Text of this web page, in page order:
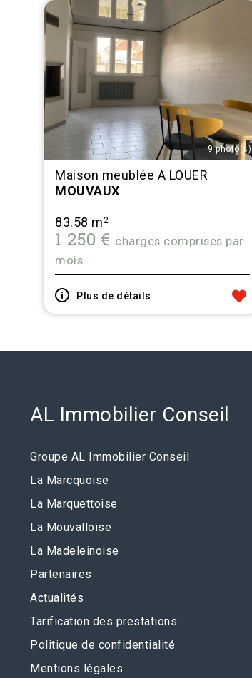
9 photo(s)
Maison meublée A LOUER
MOUVAUX
83.58 m2
1 250 € charges comprises par
mois
Plus de détails
AL Immobilier Conseil
Groupe AL Immobilier Conseil
La Marcquoise
La Marquettoise
La Mouvalloise
La Madeleinoise
Partenaires
Actualités
Tarification des prestations
Politique de confidentialité
Mentions légales